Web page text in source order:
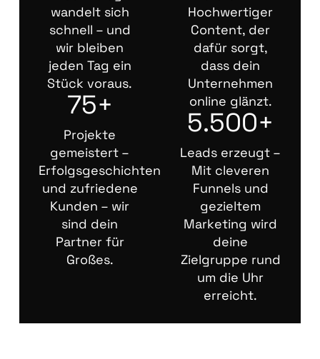
wandelt sich
schnell – und
wir bleiben
jeden Tag ein
Stück voraus.
75+
Projekte
gemeistert –
Erfolgsgeschichten
und zufriedene
Kunden – wir
sind dein
Partner für
Großes.
Hochwertiger
Content, der
dafür sorgt,
dass dein
Unternehmen
online glänzt.
5.500+
Leads erzeugt –
Mit cleveren
Funnels und
gezieltem
Marketing wird
deine
Zielgruppe rund
um die Uhr
erreicht.